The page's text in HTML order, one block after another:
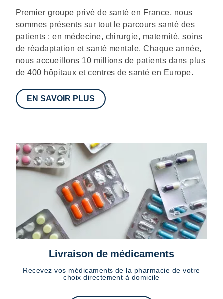
Description
Premier groupe privé de santé en France, nous
sommes présents sur tout le parcours santé des
patients : en médecine, chirurgie, maternité, soins
de réadaptation et santé mentale. Chaque année,
nous accueillons 10 millions de patients dans plus
de 400 hôpitaux et centres de santé en Europe.
EN SAVOIR PLUS
Livraison de médicaments
Recevez vos médicaments de la pharmacie de votre
choix directement à domicile